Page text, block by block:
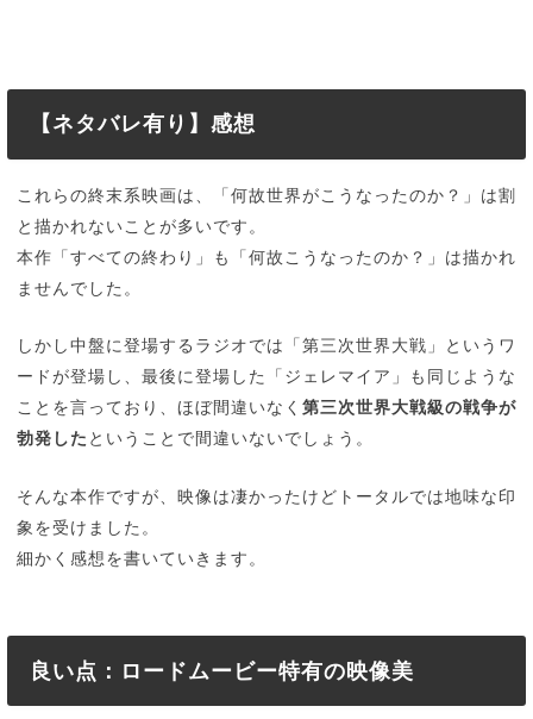
【ネタバレ有り】感想
これらの終末系映画は、「何故世界がこうなったのか？」は割
と描かれないことが多いです。
本作「すべての終わり」も「何故こうなったのか？」は描かれ
ませんでした。
しかし中盤に登場するラジオでは「第三次世界大戦」というワ
ードが登場し、最後に登場した「ジェレマイア」も同じような
ことを言っており、ほぼ間違いなく 第三次世界大戦級の戦争が
勃発した ということで間違いないでしょう。
そんな本作ですが、映像は凄かったけどトータルでは地味な印
象を受けました。
細かく感想を書いていきます。
良い点：ロードムービー特有の映像美